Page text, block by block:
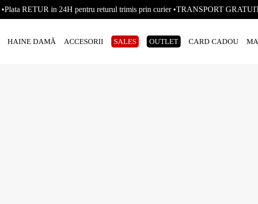
•Plata RETUR in 24H pentru returul trimis prin curier •TRANSPORT
HAINE DAMĂ ACCESORII SALES OUTLET CARD CADOU